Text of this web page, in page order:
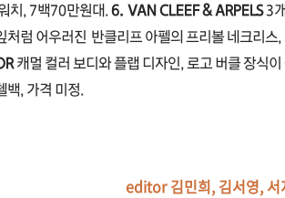
치, 7백70만원대. 6. VAN CLEEF & ARPELS3
처럼 어우러진 반클리프 아펠의 프리볼 네크리스
캐멀 컬러 보디와 플랩 디자인, 로고 버클 장식이
백, 가격 미정.
editor 김민희, 김서영, 서